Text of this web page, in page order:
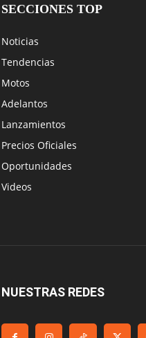
SECCIONES TOP
Noticias
Tendencias
Motos
Adelantos
Lanzamientos
Precios Oficiales
Oportunidades
Videos
NUESTRAS REDES